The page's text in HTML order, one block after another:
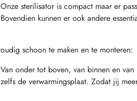
Onze sterilisator is compact maar er
Bovendien kunnen er ook andere
schoon te maken en te monteren:
Van onder tot boven, van binnen en
zelfs de verwarmingsplaat. Zodat jij